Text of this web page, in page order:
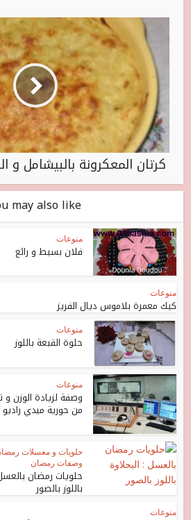
كرتان المعكرونة بالبيشامل و
may also like
منوعات
فلان بسيط و رائع
منوعات
كيك معمرة بلاموس ديال الفريز
منوعات
حلوة القبعة باللوز
منوعات
وصفة لزيادة الوزن و
من حورية ميدي راديو
حلويات و معسلات
وصفات رمضان
حلويات رمضان
باللوز بالصور
منوعات